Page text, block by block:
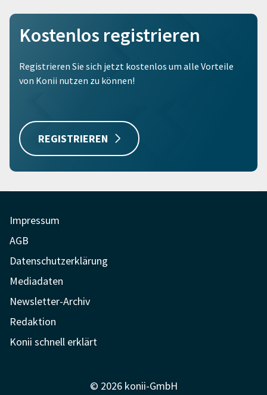
Kostenlos registrieren
Registrieren Sie sich jetzt kostenlos um alle Vorteile
von Konii nutzen zu können!
REGISTRIEREN
Impressum
AGB
Datenschutzerklärung
Mediadaten
Newsletter-Archiv
Redaktion
Konii schnell erklärt
© 2026 konii-GmbH